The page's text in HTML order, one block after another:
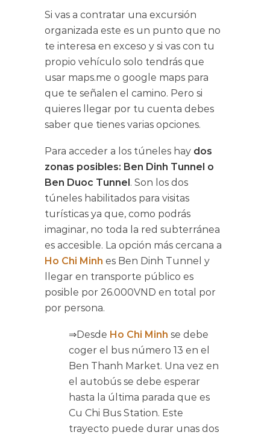
Si vas a contratar una excursión
organizada este es un punto que no
te interesa en exceso y si vas con tu
propio vehículo solo tendrás que
usar maps.me o google maps para
que te señalen el camino. Pero si
quieres llegar por tu cuenta debes
saber que tienes varias opciones.
Para acceder a los túneles hay dos
zonas posibles: Ben Dinh Tunnel o
Ben Duoc Tunnel . Son los dos
túneles habilitados para visitas
turísticas ya que, como podrás
imaginar, no toda la red subterránea
es accesible. La opción más cercana a
Ho Chi Minh es Ben Dinh Tunnel y
llegar en transporte público es
posible por 26.000VND en total por
por persona.
⇒Desde Ho Chi Minh se debe
coger el bus número 13 en el
Ben Thanh Market. Una vez en
el autobús se debe esperar
hasta la última parada que es
Cu Chi Bus Station. Este
trayecto puede durar unas dos